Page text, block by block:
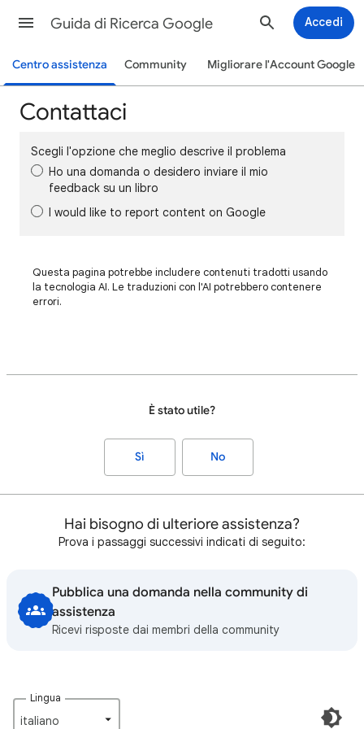
Guida di Ricerca Google Accedi
Centro assistenza Community Migliorare l'Account Google
Contattaci
Scegli l'opzione che meglio descrive il problema
Ho una domanda o desidero inviare il mio
feedback su un libro
I would like to report content on Google
Questa pagina potrebbe includere contenuti tradotti usando
la tecnologia AI. Le traduzioni con l'AI potrebbero contenere
errori.
È stato utile?
Sì No
Hai bisogno di ulteriore assistenza?
Prova i passaggi successivi indicati di seguito:
Pubblica una domanda nella community di
assistenza
Ricevi risposte dai membri della community
Lingua
italiano‎